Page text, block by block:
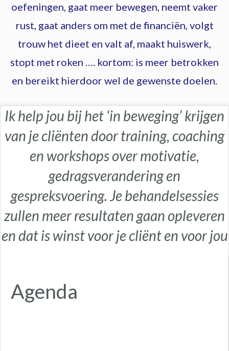
oefeningen, gaat meer bewegen, neemt vaker
rust, gaat anders om met de financiën, volgt
trouw het dieet en valt af, maakt huiswerk,
stopt met roken …. kortom: is meer betrokken
en bereikt hierdoor wel de gewenste doelen.
Ik help jou bij het ‘in beweging’ krijgen
van je cliënten door training, coaching
en workshops over motivatie,
gedragsverandering en
gespreksvoering. Je behandelsessies
zullen meer resultaten gaan opleveren
en dat is winst voor je cliënt en voor jou
Agenda